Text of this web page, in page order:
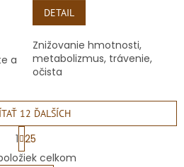
a
DETAIL
Znižovanie hmotnosti,
metabolizmus, trávenie,
očista
O
12 ĎALŠÍCH
S
t
r
1 25
celkom